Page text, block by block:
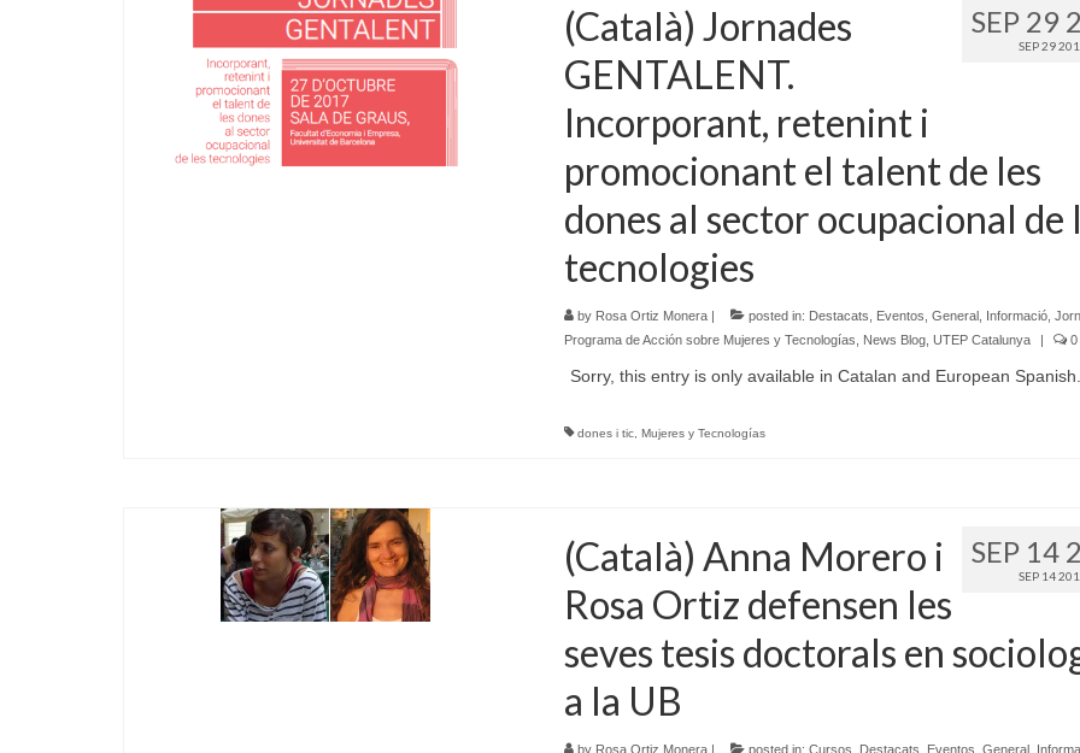
SEP 29
SEP 29
(Català) Jornades
GENTALENT.
Incorporant, retenint i
promocionant el talent de les
dones al sector ocupacional de
tecnologies
by Rosa Ortiz Monera| posted in: Destacats Eventos General, Informació,
Programa de Acción sobre Mujeres y Tecnologías
News Blog, UTEP Catalunya | 0
Sorry, this entry is only available in Catalan and European Spanish.
dones i tic, Mujeres y Tecnologías
SEP 14
SEP 14
(Català) Anna Morero i
Rosa Ortiz defensen les
seves tesis doctorals en
a la UB
by Rosa Ortiz Monera| posted in: Cursos Destacats Eventos General,